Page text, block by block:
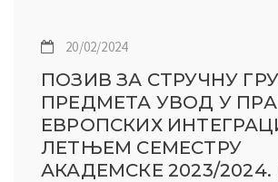
20/02/2024
ПОЗИВ ЗА СТРУЧНУ
ПРЕДМЕТА УВОД У
ЕВРОПСКИХ
ЛЕТЊЕМ СЕМЕСТРУ
АКАДЕМСКЕ 2023/